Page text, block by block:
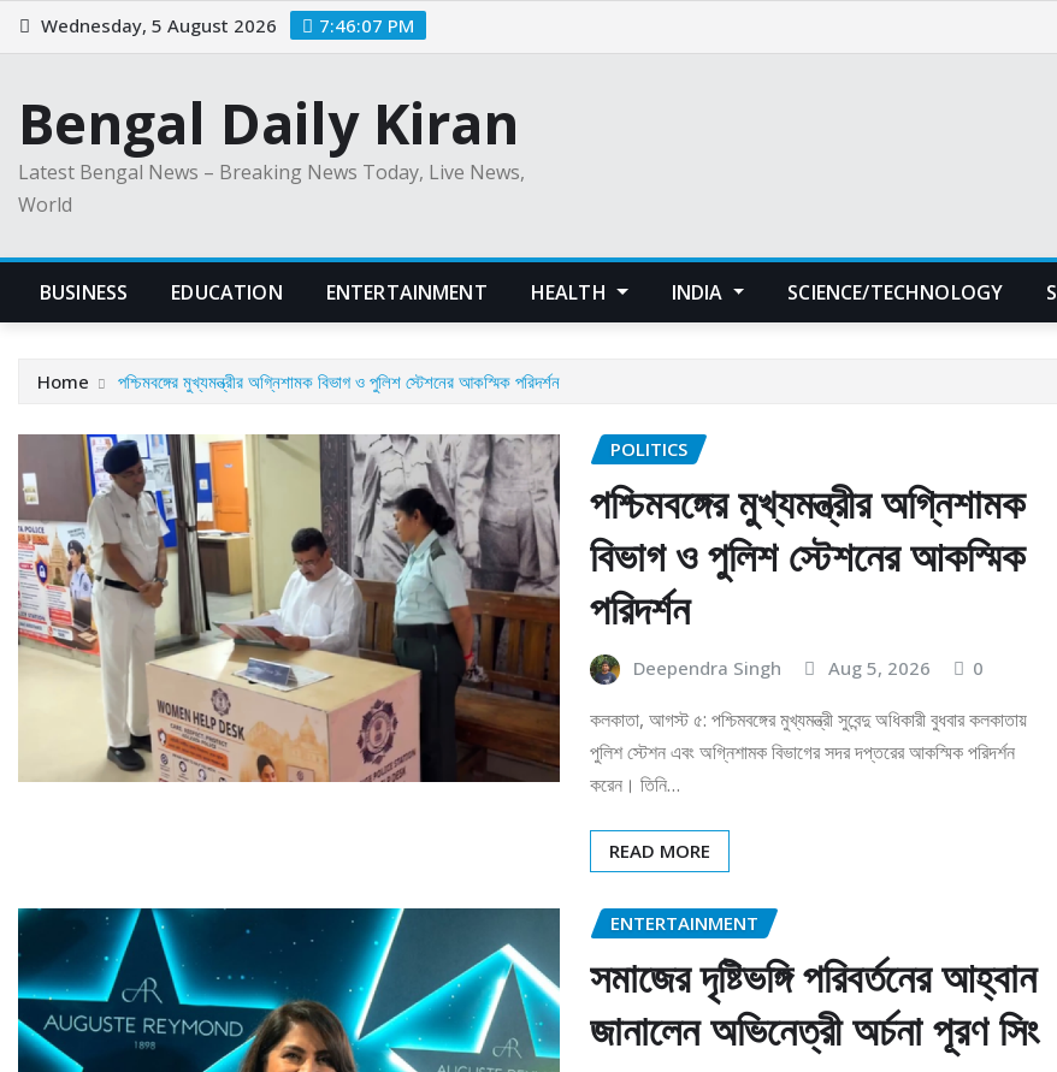
Skip
to
Wednesday, 5 August 2026 7:46:08 PM
Bengal Daily Kiran
Latest Bengal News – Breaking News Today, Live News,
World
BUSINESS EDUCATION ENTERTAINMENT HEALTH INDIA SCIENCE/TECHNOLOGY
Home পশ্চিমবঙ্গের মুখ্যমন্ত্রীর অগ্নিশামক বিভাগ ও পুলিশ স্টেশনের আকস্মিক পরিদর্শন
POLITICS
পশ্চিমবঙ্গের মুখ্যমন্ত্রীর অগ্নিশামক
বিভাগ ও পুলিশ স্টেশনের আকস্মিক
পরিদর্শন
Deependra Singh Aug 5, 2026 0
কলকাতা, আগস্ট ৫: পশ্চিমবঙ্গের মুখ্যমন্ত্রী সুবেন্দু অধিকারী বুধবার কলকাতায়
পুলিশ স্টেশন এবং অগ্নিশামক বিভাগের সদর দপ্তরের আকস্মিক পরিদর্শন
করেন। তিনি…
READ MORE
ENTERTAINMENT
সমাজের দৃষ্টিভঙ্গি পরিবর্তনের আহ্বান
জানালেন অভিনেত্রী অর্চনা পূরণ সিং